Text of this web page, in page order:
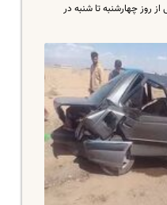
روز چهارشنبه تا شنبه در